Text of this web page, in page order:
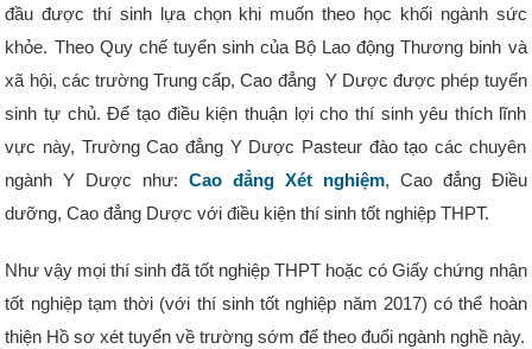
đầu được thí sinh lựa chọn khi muốn theo học khối ngành sức
khỏe. Theo Quy chế tuyển sinh của Bộ Lao động Thương binh và
xã hội, các trường Trung cấp, Cao đẳng Y Dược được phép tuyển
sinh tự chủ. Để tạo điều kiện thuận lợi cho thí sinh yêu thích lĩnh
vực này, Trường Cao đẳng Y Dược Pasteur đào tạo các chuyên
ngành Y Dược như:Cao đẳng Xét nghiệm, Cao đẳng Điều
dưỡng, Cao đẳng Dược với điều kiện thí sinh tốt nghiệp THPT.
Như vậy mọi thí sinh đã tốt nghiệp THPT hoặc có Giấy chứng nhận
tốt nghiệp tạm thời (với thí sinh tốt nghiệp năm 2017) có thể hoàn
thiện Hồ sơ xét tuyển về trường sớm để theo đuổi ngành nghề này.